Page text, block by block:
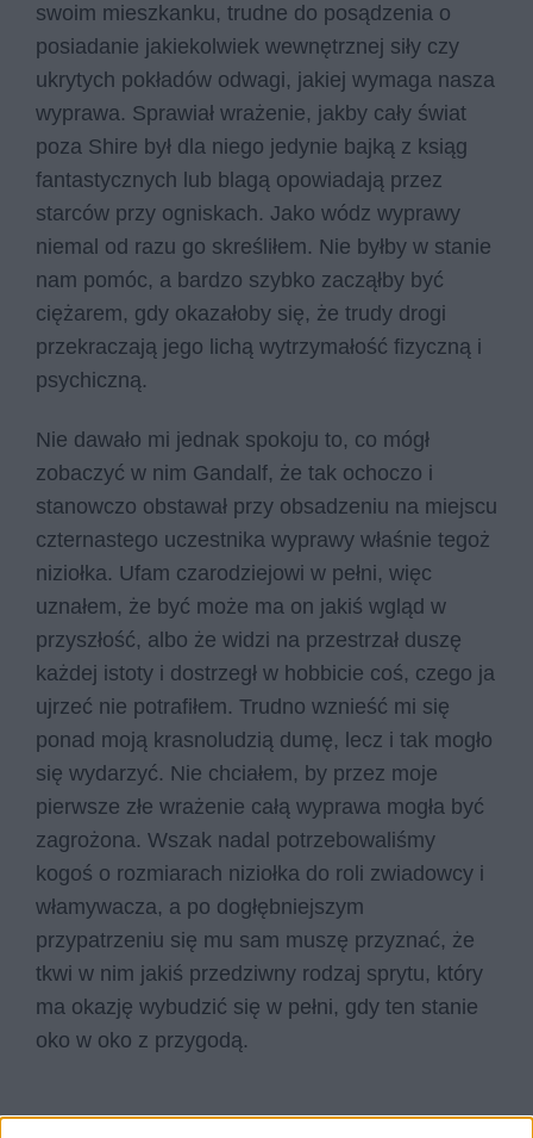
swoim mieszkanku, trudne do posądzenia o
posiadanie jakiekolwiek wewnętrznej siły czy
ukrytych pokładów odwagi, jakiej wymaga nasza
wyprawa. Sprawiał wrażenie, jakby cały świat
poza Shire był dla niego jedynie bajką z ksiąg
fantastycznych lub blagą opowiadają przez
starców przy ogniskach. Jako wódz wyprawy
niemal od razu go skreśliłem. Nie byłby w stanie
nam pomóc, a bardzo szybko zacząłby być
ciężarem, gdy okazałoby się, że trudy drogi
przekraczają jego lichą wytrzymałość fizyczną i
psychiczną.
Nie dawało mi jednak spokoju to, co mógł
zobaczyć w nim Gandalf, że tak ochoczo i
stanowczo obstawał przy obsadzeniu na miejscu
czternastego uczestnika wyprawy właśnie tegoż
niziołka. Ufam czarodziejowi w pełni, więc
uznałem, że być może ma on jakiś wgląd w
przyszłość, albo że widzi na przestrzał duszę
każdej istoty i dostrzegł w hobbicie coś, czego ja
ujrzeć nie potrafiłem. Trudno wznieść mi się
ponad moją krasnoludzią dumę, lecz i tak mogło
się wydarzyć. Nie chciałem, by przez moje
pierwsze złe wrażenie całą wyprawa mogła być
zagrożona. Wszak nadal potrzebowaliśmy
kogoś o rozmiarach niziołka do roli zwiadowcy i
włamywacza, a po dogłębniejszym
przypatrzeniu się mu sam muszę przyznać, że
tkwi w nim jakiś przedziwny rodzaj sprytu, który
ma okazję wybudzić się w pełni, gdy ten stanie
oko w oko z przygodą.